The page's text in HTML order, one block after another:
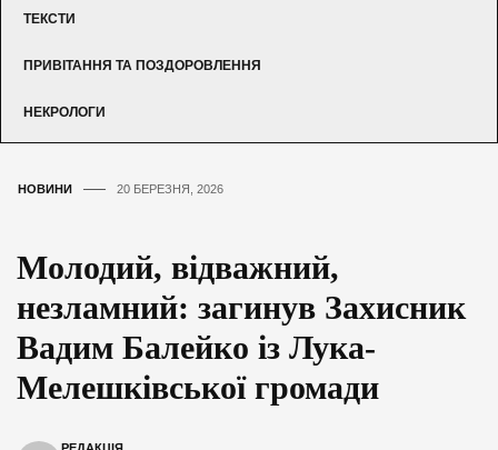
ТЕКСТИ
ПРИВІТАННЯ ТА ПОЗДОРОВЛЕННЯ
НЕКРОЛОГИ
НОВИНИ 20 БЕРЕЗНЯ, 2026
Молодий, відважний,
незламний: загинув Захисник
Вадим Балейко із Лука-
Мелешківської громади